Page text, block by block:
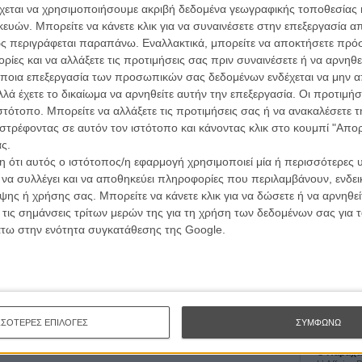
να χρησιμοποιήσουμε ακριβή δεδομένα γεωγραφικής τοποθεσίας
Μπορείτε να κάνετε κλικ για να συναινέσετε στην επεξεργασία
περιγράφεται παραπάνω. Εναλλακτικά, μπορείτε να αποκτήσετε
και να αλλάξετε τις προτιμήσεις σας πριν συναινέσετε ή να
επεξεργασία των προσωπικών σας δεδομένων ενδέχεται να μην
έχετε το δικαίωμα να αρνηθείτε αυτήν την επεξεργασία. Οι
Μπορείτε να αλλάξετε τις προτιμήσεις σας ή να ανακαλέσετε
σε αυτόν τον ιστότοπο και κάνοντας κλικ στο κουμπί
αυτός ο ιστότοπος/η εφαρμογή χρησιμοποιεί μία ή περισσότερες
συλλέγει και να αποθηκεύει πληροφορίες που περιλαμβάνουν,
ή χρήσης σας. Μπορείτε να κάνετε κλικ για να δώσετε ή να
σημάνσεις τρίτων μερών της για τη χρήση των δεδομένων σας
στην ενότητα συγκατάθεσης της Google.
ΕΠΙΛΟΓΕΣ ΣΥΜΦΩΝΩ
καλά. Ναι ο Πιρς Μπρόσναν έχει υπάρξει νούμερο (007
από την άλλη μεριά. Και ναι ο Τζέιμς ΜακΤιγκ
μείνει ως οραματιστής του action cinema στην
αναγνωρίσιμες φάτσες που θα δείτε να περνάνε
αυτό που κάνει εδώ είναι κάτι που αξίζει αληθινά τον
σε ένα οποιαδήποτε επεισόδιο μιας εβδομαδιαίας
είναι περίπου το ίδιο. Φταίει το γεγονός ότι
και κανείς από τους ήρωες δεν κερδίζει την προσοχή
ξεχωρίζει - ακόμη κι αν η καταδίωξη γίνεται όχι μόνο
Λονδίνου έως τους ουρανοξύστες της Times
μια από εκείνες τις ταινίες που κάποτε θα
που θα πήγαινες στο video club γύρω στις δέκα και
Κι ακόμη χειρότερα, ο υπάλληλος πίσω
όταν απαντούσε στην ερώτησή σου: «λέει
Μπέλα
Μια Θέση
A Place
Τζορτζ
Πέδρο
Ο